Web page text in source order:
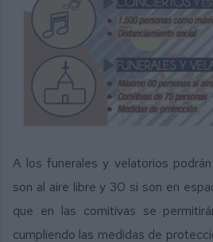
A los funerales y velatorios
son al aire libre y 30 si son en
que en las comitivas se
cumpliendo las medidas de